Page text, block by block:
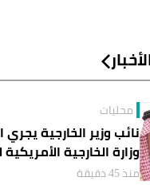
محليات
نائب وزير الخارجية يجري
وزارة الخارجية
منذ 45 دقيقة